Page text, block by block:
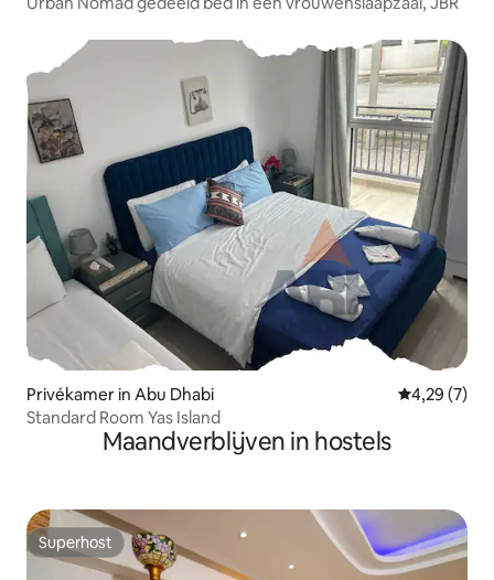
Privékamer in Abu Dhabi
4,29 (7)
Standard Room Yas Island
Maandverblijven in hostels
Superhost
Superhost